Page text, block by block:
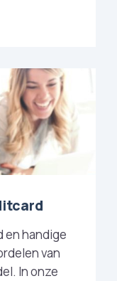
en handige
van
In onze